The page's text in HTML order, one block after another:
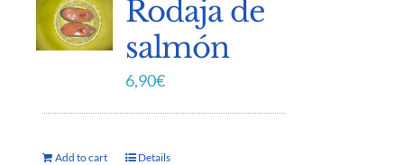
Rodaja de
salmón
6,90€
Add to cart Details